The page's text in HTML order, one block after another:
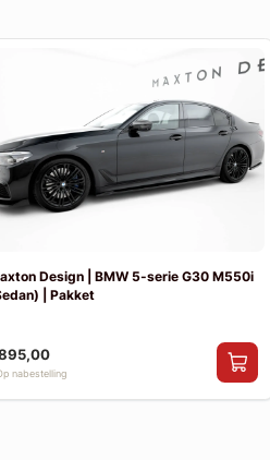
Design | BMW 5-serie G30 M550i
| Pakket
nabestelling